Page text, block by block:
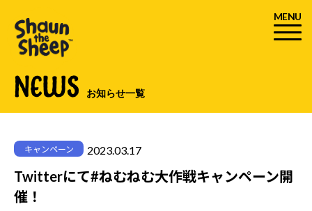
MENU
NEWS お知らせ一覧
キャンペーン 2023.03.17
Twitterにて#ねむねむ大作戦キャンペーン開
催！